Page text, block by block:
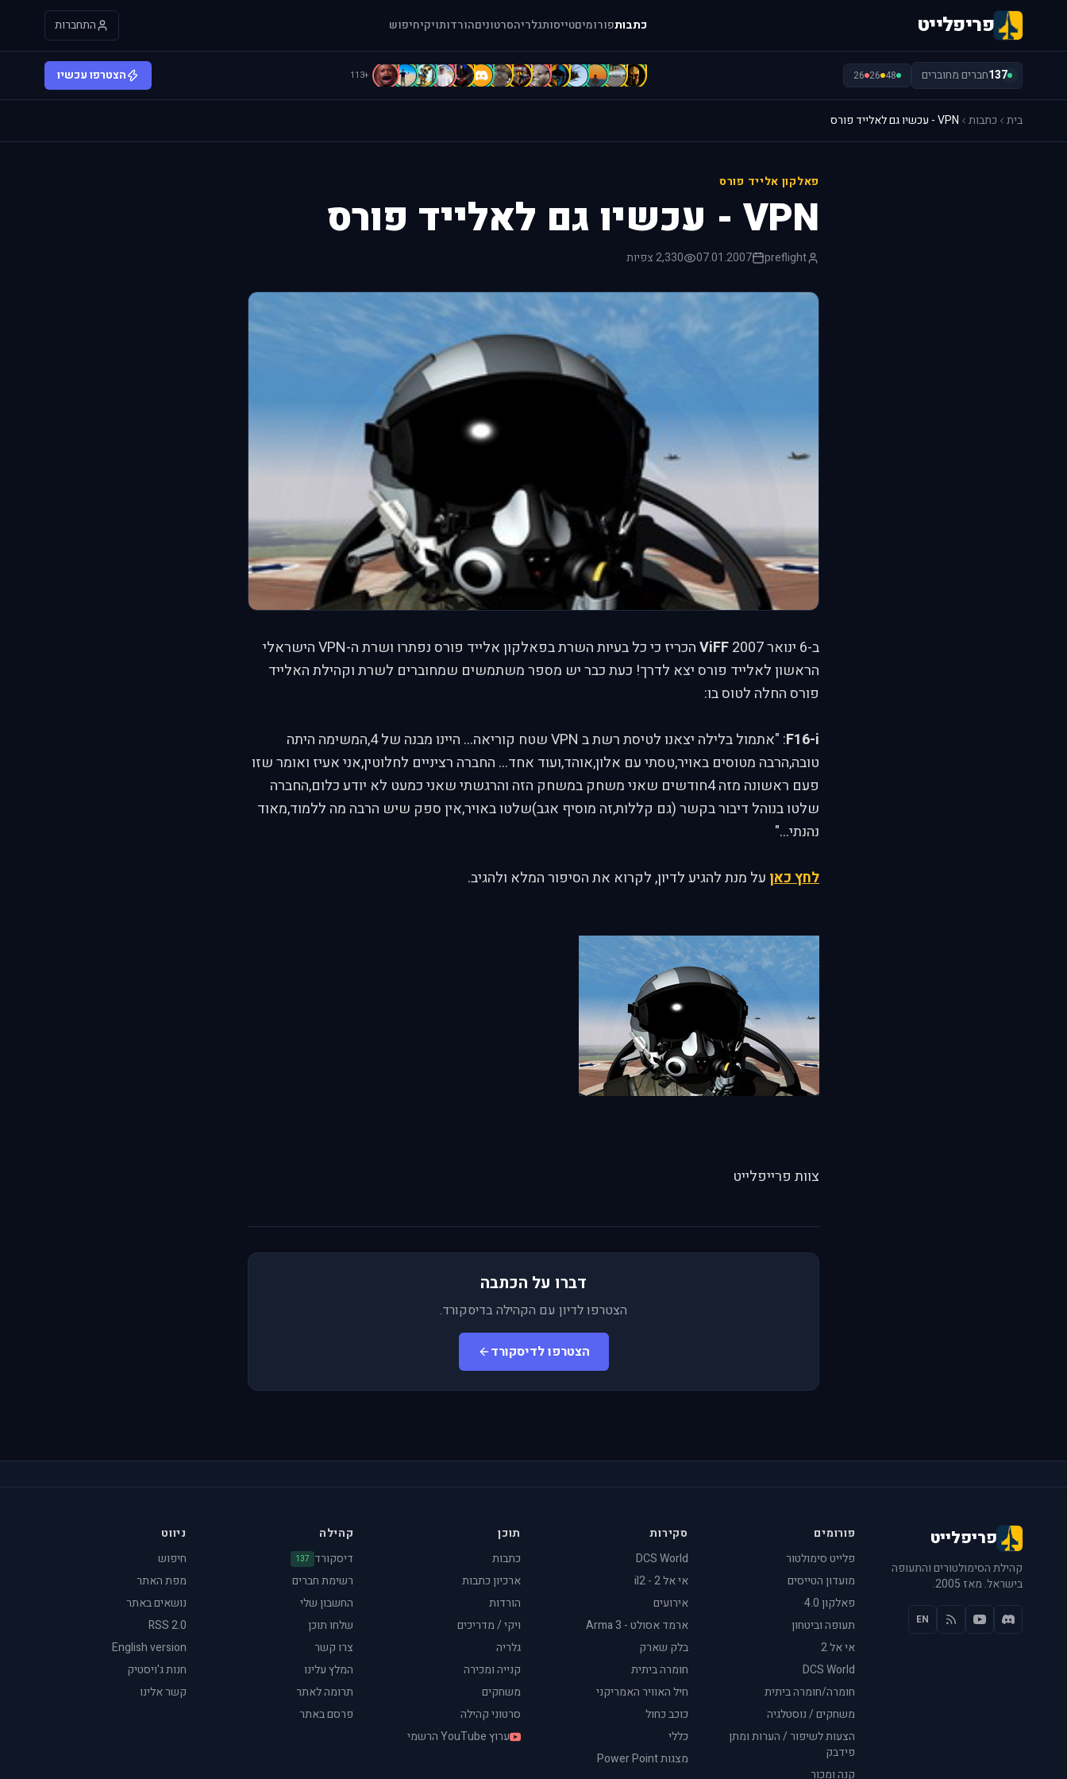
פריפלייט כתבותפורומיםטייסותגלריהסרטוניםהורדותויקיחיפוש התחברות
137חברים מחוברים 48
26
26
=
[
A
A
A
A
b
B
B
b
c
C
d
D
+113 הצטרפו עכשיו
בית כתבות VPN - עכשיו גם לאלייד פורס
פאלקון אלייד פורס
VPN - עכשיו גם לאלייד פורס
preflight
07.01.2007 2,330 צפיות
ב-6 ינואר 2007 ViFF
הכריז כי כל בעיות השרת בפאלקון אלייד פורס נפתרו ושרת ה-VPN הישראלי
הראשון לאלייד פורס יצא לדרך! כעת כבר יש מספר משתמשים שמחוברים לשרת וקהילת האלייד
פורס החלה לטוס בו:
F16-i
: "אתמול בלילה יצאנו לטיסת רשת ב VPN שטח קוריאה... היינו מבנה של 4,המשימה היתה
טובה,הרבה מטוסים באויר,טסתי עם אלון,אוהד,ועוד אחד... החברה רציניים לחלוטין,אני אעיז ואומר שזו
פעם ראשונה מזה 4חודשים שאני משחק במשחק הזה והרגשתי שאני כמעט לא יודע כלום,החברה
שלטו בנוהל דיבור בקשר (גם קללות,זה מוסיף אגב)שלטו באויר,אין ספק שיש הרבה מה ללמוד,מאוד
נהנתי..."
לחץ כאן על מנת להגיע לדיון, לקרוא את הסיפור המלא ולהגיב.
צוות פרייפלייט
דברו על הכתבה
הצטרפו לדיון עם הקהילה בדיסקורד.
הצטרפו לדיסקורד
פריפלייט
קהילת הסימולטורים והתעופה
בישראל. מאז 2005.
EN
פורומים
פלייט סימולטור
מועדון הטייסים
פאלקון 4.0
תעופה וביטחון
אי אל 2
DCS World
חומרה/חומרה ביתית
משחקים / נוסטלגיה
הצעות לשיפור / הערות ומתן
פידבק
קנה ומכור
סקירות
DCS World
אי אל 2 - il2
אירועים
ארמד אסולט - Arma 3
בלק שארק
חומרה ביתית
חיל האוויר האמריקני
כוכב כחול
כללי
מצגות Power Point
תוכן
כתבות
ארכיון כתבות
הורדות
ויקי / מדריכים
גלריה
קנייה ומכירה
משחקים
סרטוני קהילה
ערוץ YouTube הרשמי
קהילה
דיסקורד 137
רשימת חברים
החשבון שלי
שלחו תוכן
צרו קשר
המלץ עלינו
תרומה לאתר
פרסם באתר
ניווט
חיפוש
מפת האתר
נושאים באתר
RSS 2.0
English version
חנות ג'ויסטיק
קשר אלינו